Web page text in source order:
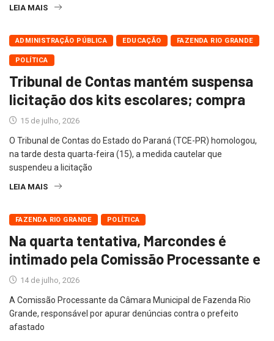
LEIA MAIS
ADMINISTRAÇÃO PÚBLICA EDUCAÇÃO FAZENDA RIO GRANDE
POLÍTICA
Tribunal de Contas mantém suspensa
licitação dos kits escolares; compra
15 de julho, 2026
O Tribunal de Contas do Estado do Paraná (TCE-PR) homologou,
na tarde desta quarta-feira (15), a medida cautelar que
suspendeu a licitação
LEIA MAIS
FAZENDA RIO GRANDE POLÍTICA
Na quarta tentativa, Marcondes é
intimado pela Comissão Processante e
14 de julho, 2026
A Comissão Processante da Câmara Municipal de Fazenda Rio
Grande, responsável por apurar denúncias contra o prefeito
afastado